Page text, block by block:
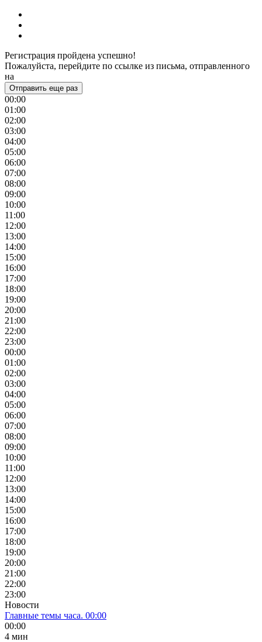
Регистрация пройдена успешно!
Пожалуйста, перейдите по ссылке из письма, отправленного
на
Отправить еще раз
00:00
01:00
02:00
03:00
04:00
05:00
06:00
07:00
08:00
09:00
10:00
11:00
12:00
13:00
14:00
15:00
16:00
17:00
18:00
19:00
20:00
21:00
22:00
23:00
00:00
01:00
02:00
03:00
04:00
05:00
06:00
07:00
08:00
09:00
10:00
11:00
12:00
13:00
14:00
15:00
16:00
17:00
18:00
19:00
20:00
21:00
22:00
23:00
Новости
Главные темы часа. 00:00
00:00
4 мин